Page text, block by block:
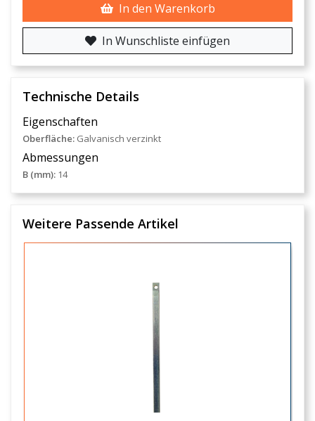
In den Warenkorb
In Wunschliste einfügen
Technische Details
Eigenschaften
Oberfläche: Galvanisch verzinkt
Abmessungen
B (mm): 14
Weitere Passende Artikel